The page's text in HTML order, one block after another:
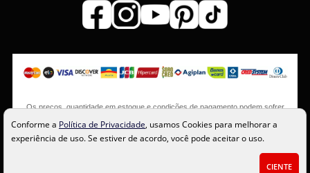
Os preços, quantidade em estoque e condições de pagamento podem sofrer
Conforme a Política de Privacidade , usamos Cookies para melhorar a
experiência de uso. Se estiver de acordo, você pode aceitar o uso.
CIENTE